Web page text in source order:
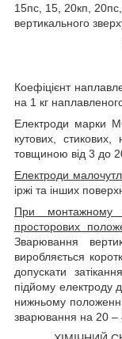
15пс, 15, 20кп,
вертикального
Коефіцієнт
на 1 кг
Електроди марки
кутових,
товщиною від 3 до
Електроди
іржі та інших
При монтажному
просторових
Зварювання
виробляється
допускати
підйому електроду
нижньому
зварювання на 20 –